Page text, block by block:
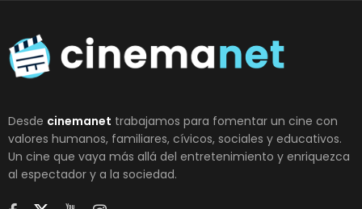
Desde cinemanet trabajamos para fomentar un cine con
valores humanos, familiares, cívicos, sociales y educativos.
Un cine que vaya más allá del entretenimiento y enriquezca
al espectador y a la sociedad.